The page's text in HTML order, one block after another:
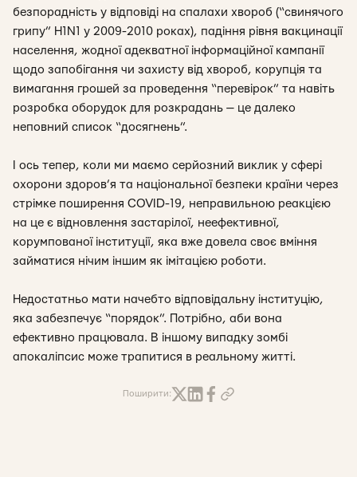
безпорадність у відповіді на спалахи хвороб (“свинячого
грипу” H1N1 у 2009-2010 роках), падіння рівня вакцинації
населення, жодної адекватної інформаційної кампанії
щодо запобігання чи захисту від хвороб, корупція та
вимагання грошей за проведення “перевірок” та навіть
розробка оборудок для розкрадань — це далеко
неповний список “досягнень”.
І ось тепер, коли ми маємо серйозний виклик у сфері
охорони здоров’я та національної безпеки країни через
стрімке поширення COVID-19, неправильною реакцією
на це є відновлення застарілої, неефективної,
корумпованої інституції, яка вже довела своє вміння
займатися нічим іншим як імітацією роботи.
Недостатньо мати начебто відповідальну інституцію,
яка забезпечує “порядок”. Потрібно, аби вона
ефективно працювала. В іншому випадку зомбі
апокаліпсис може трапитися в реальному житті.
Поширити: